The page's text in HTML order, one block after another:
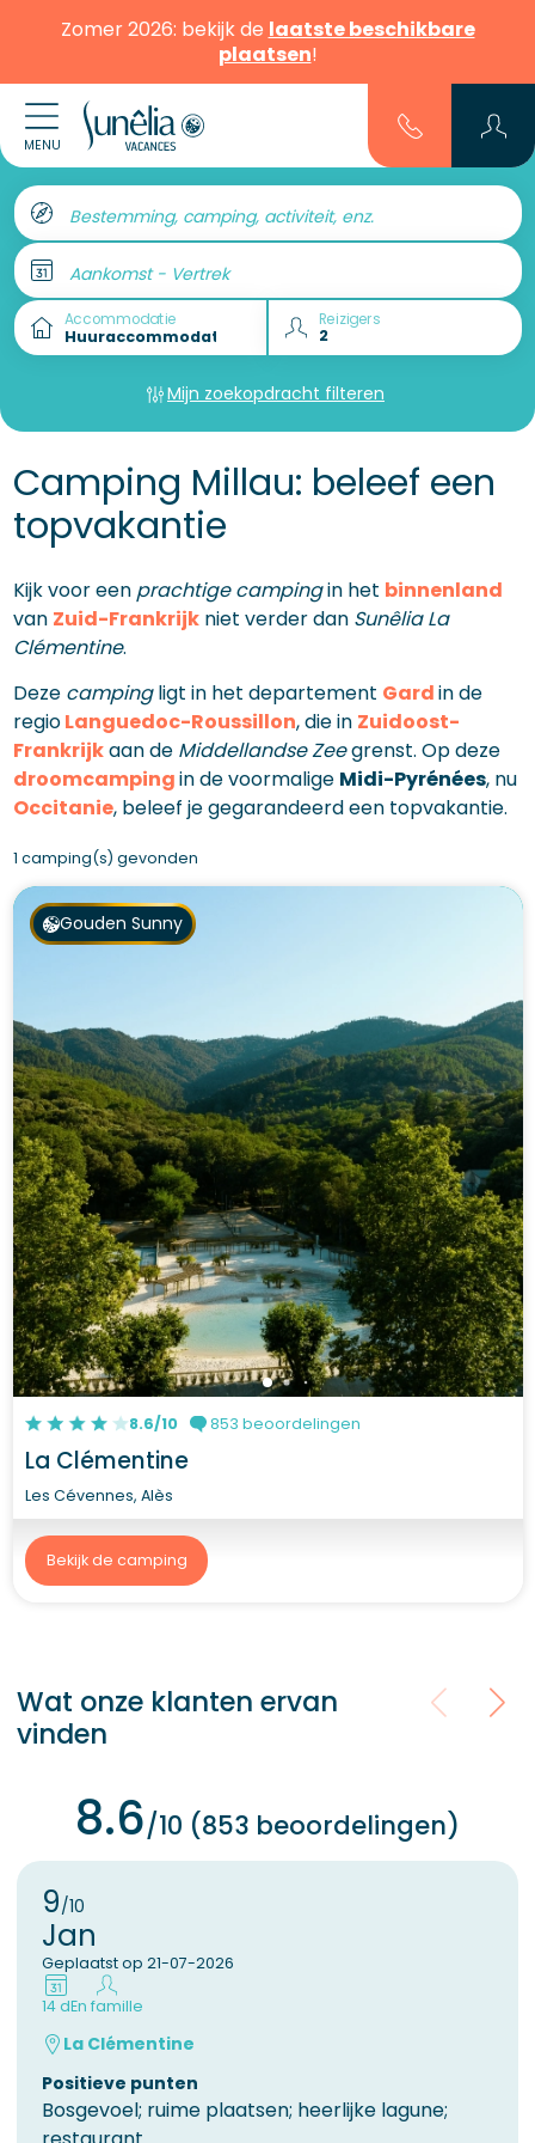
Zomer 2026: bekijk de laatste beschikbare
plaatsen!
MENU
Bestemming, camping, activiteit, enz.
Aankomst - Vertrek
Accommodatie Reizigers
Mijn zoekopdracht filteren
Camping Millau: beleef een
topvakantie
Kijk voor een prachtige campingin het binnenland
van Zuid-Frankrijkniet verder dan Sunêlia La
Clémentine.
Deze campingligt in het departement Gardin de
regioLanguedoc-Roussillon, die in Zuidoost-
Frankrijkaan de Middellandse Zeegrenst. Op deze
droomcampingin de voormalige Midi-Pyrénées, nu
Occitanie, beleef je gegarandeerd een topvakantie.
1 camping(s) gevonden
Gouden Sunny
8.6/10 853 beoordelingen
La Clémentine
Les Cévennes, Alès
Bekijk de camping
Wat onze klanten ervan
vinden
8.6/10 (853 beoordelingen)
9/10
Jan
Geplaatst op 21-07-2026
14 dEn famille
La Clémentine
Positieve punten
Bosgevoel; ruime plaatsen; heerlijke lagune;